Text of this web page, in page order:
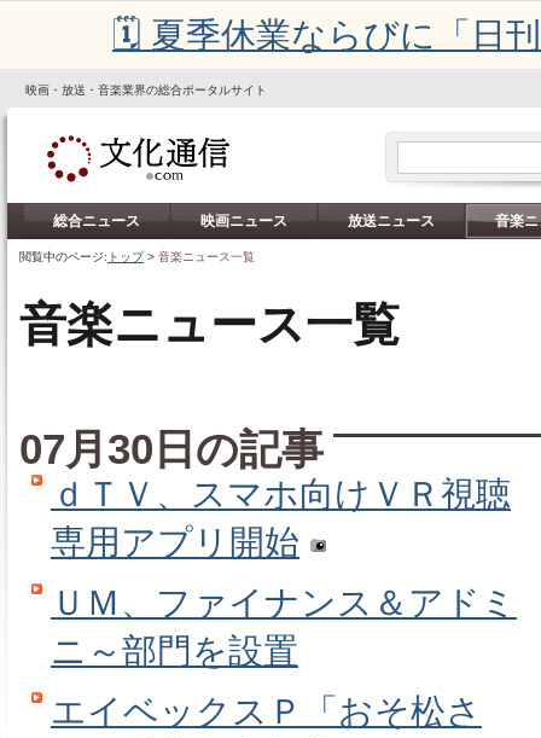
🗓️ 夏季休業ならびに「日
映画・放送・音楽業界の総合ポータルサイト
総合ニュース 映画ニュース 放送ニュース 音楽
閲覧中のページ: トップ> 音楽ニュース一覧
音楽ニュース一覧
07月30日の記事
ｄＴＶ、スマホ向けＶＲ視聴
専用アプリ開始
ＵＭ、ファイナンス＆アドミ
ニ～部門を設置
エイベックスＰ「おそ松さ